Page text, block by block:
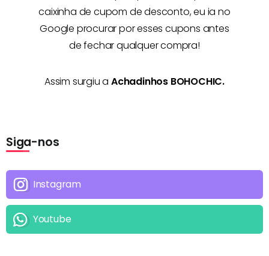
caixinha de cupom de desconto, eu ia no
Google procurar por esses cupons antes
de fechar qualquer compra!
Assim surgiu a Achadinhos BOHOCHIC.
Siga-nos
Instagram
Youtube